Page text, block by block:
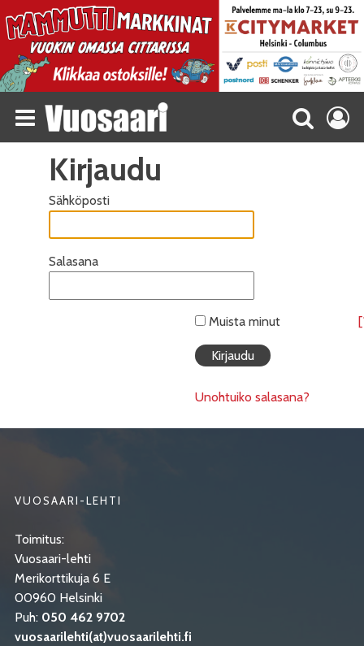
Kirjaudu
Sähköposti
Salasana
Muista minut
Unohtuiko salasana?
VUOSAARI-LEHTI
Toimitus:
Vuosaari-lehti
Merikorttikuja 6 E
00960 Helsinki
Puh: 050 462 9702
vuosaarilehti(at)vuosaarilehti.fi